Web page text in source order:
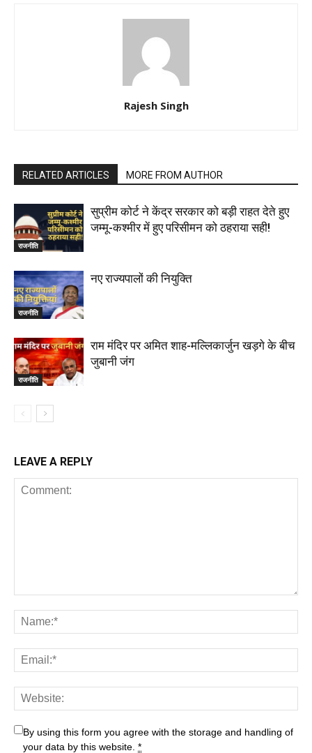
Rajesh Singh
RELATED ARTICLES MORE FROM AUTHOR
राजनीति
सुप्रीम कोर्ट ने केंद्र सरकार को बड़ी राहत देते हुए
जम्मू-कश्मीर में हुए परिसीमन को ठहराया सही!
राजनीति
नए राज्यपालों की नियुक्ति
राजनीति
राम मंदिर पर अमित शाह-मल्लिकार्जुन खड़गे के बीच
जुबानी जंग
LEAVE A REPLY
By using this form you agree with the storage and handling of
your data by this website. *